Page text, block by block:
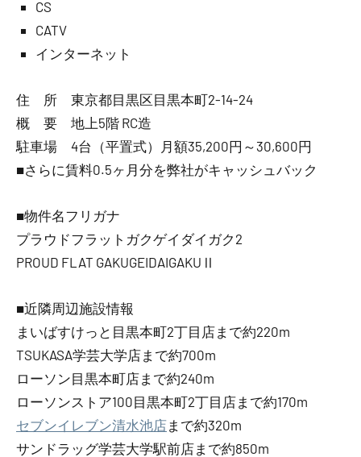
CS
CATV
インターネット
住 所 東京都目黒区目黒本町2-14-24
概 要 地上5階 RC造
駐車場 4台（平置式）月額35,200円～30,600円
■さらに賃料0.5ヶ月分を弊社がキャッシュバック
■物件名フリガナ
プラウドフラットガクゲイダイガク2
PROUD FLAT GAKUGEIDAIGAKUⅡ
■近隣周辺施設情報
まいばすけっと目黒本町2丁目店まで約220m
TSUKASA学芸大学店まで約700m
ローソン目黒本町店まで約240m
ローソンストア100目黒本町2丁目店まで約170m
セブンイレブン清水池店まで約320m
サンドラッグ学芸大学駅前店まで約850m